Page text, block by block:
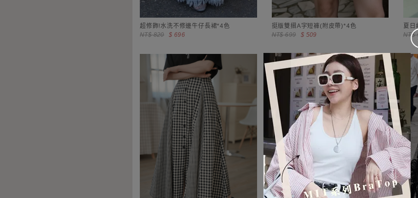
超修飾!水洗不修邊牛仔長裙*4色
NT$ 820
$ 696
挺版雙摺A字短褲(附皮帶)*4色
NT$ 699
$ 509
夏日
NT$